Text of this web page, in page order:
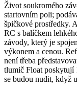
Život soukromého
startovním poli;
špičkové prostředky.
RC s balíčkem
závody, který je
výkonem a cenou.
není třeba
tlumič Float poskytují
se budou nudit, když